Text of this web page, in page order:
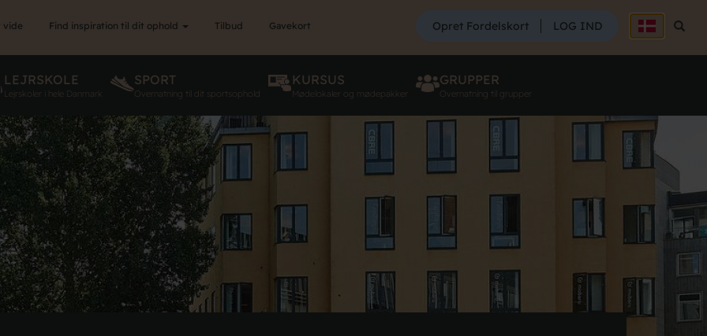
SØG
Søg
Opret Fordelskort LOG IND
vide Find inspiration til dit ophold Tilbud Gavekort
LEJRSKOLE
Lejrskoler i hele Danmark
SPORT
Overnatning til dit sportsophold
KURSUS
Mødelokaler og mødepakker
GRUPPER
Overnatning til grupper